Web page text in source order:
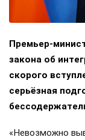
Премьер-
закона об
скорого
серьёзная
«Невозможно